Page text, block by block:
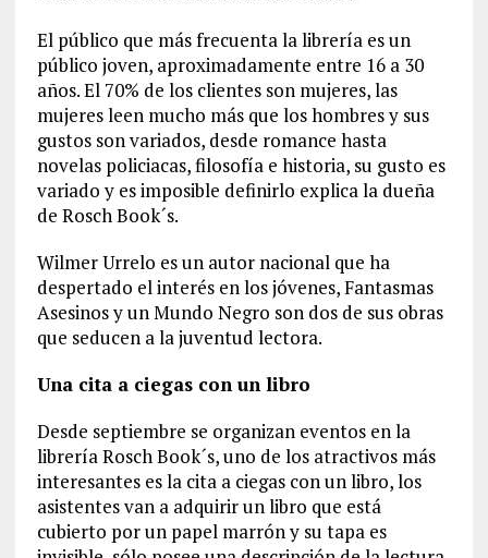
El público que más frecuenta la librería es un
público joven, aproximadamente entre 16 a 30
años. El 70% de los clientes son mujeres, las
mujeres leen mucho más que los hombres y sus
gustos son variados, desde romance hasta
novelas policiacas, filosofía e historia, su gusto es
variado y es imposible definirlo explica la dueña
de Rosch Book´s.
Wilmer Urrelo es un autor nacional que ha
despertado el interés en los jóvenes, Fantasmas
Asesinos y un Mundo Negro son dos de sus obras
que seducen a la juventud lectora.
Una cita a ciegas con un libro
Desde septiembre se organizan eventos en la
librería Rosch Book´s, uno de los atractivos más
interesantes es la cita a ciegas con un libro, los
asistentes van a adquirir un libro que está
cubierto por un papel marrón y su tapa es